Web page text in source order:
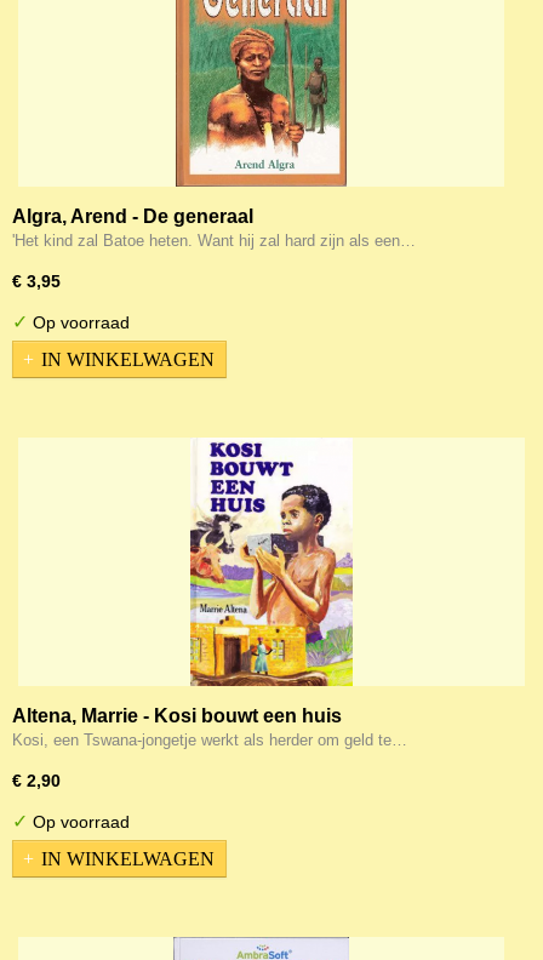
Algra, Arend - De generaal
'Het kind zal Batoe heten. Want hij zal hard zijn als een…
€ 3,95
✓ Op voorraad
IN WINKELWAGEN
Altena, Marrie - Kosi bouwt een huis
Kosi, een Tswana-jongetje werkt als herder om geld te…
€ 2,90
✓ Op voorraad
IN WINKELWAGEN